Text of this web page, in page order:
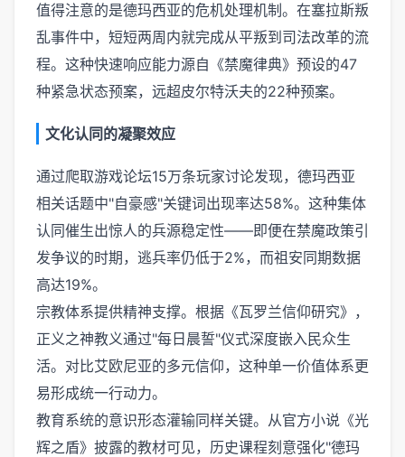
值得注意的是德玛西亚的危机处理机制。在塞拉斯叛
乱事件中，短短两周内就完成从平叛到司法改革的流
程。这种快速响应能力源自《禁魔律典》预设的47
种紧急状态预案，远超皮尔特沃夫的22种预案。
文化认同的凝聚效应
通过爬取游戏论坛15万条玩家讨论发现，德玛西亚
相关话题中"自豪感"关键词出现率达58%。这种集体
认同催生出惊人的兵源稳定性——即便在禁魔政策引
发争议的时期，逃兵率仍低于2%，而祖安同期数据
高达19%。
宗教体系提供精神支撑。根据《瓦罗兰信仰研究》，
正义之神教义通过"每日晨誓"仪式深度嵌入民众生
活。对比艾欧尼亚的多元信仰，这种单一价值体系更
易形成统一行动力。
教育系统的意识形态灌输同样关键。从官方小说《光
辉之盾》披露的教材可见，历史课程刻意强化"德玛